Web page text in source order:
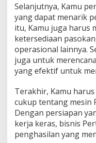
Selanjutnya, Kamu
yang dapat menarik
itu, Kamu juga harus
ketersediaan
operasional lainnya.
juga untuk
yang efektif untuk
Terakhir, Kamu
cukup tentang mesin
Dengan persiapan
kerja keras, bisnis
penghasilan yang